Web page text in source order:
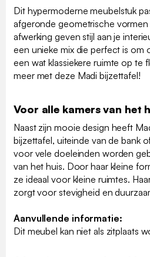
Dit hypermoderne meubelstuk
afgeronde geometrische
afwerking geven stijl aan je
een unieke mix die perfect is om
een wat klassiekere ruimte op te
meer met deze Madi bijzettafel!
Voor alle kamers van het
Naast zijn mooie design heeft
bijzettafel, uiteinde van de bank
voor vele doeleinden worden
van het huis. Door haar kleine
ze ideaal voor kleine ruimtes.
zorgt voor stevigheid en
Aanvullende informatie:
Dit meubel kan niet als zitplaats